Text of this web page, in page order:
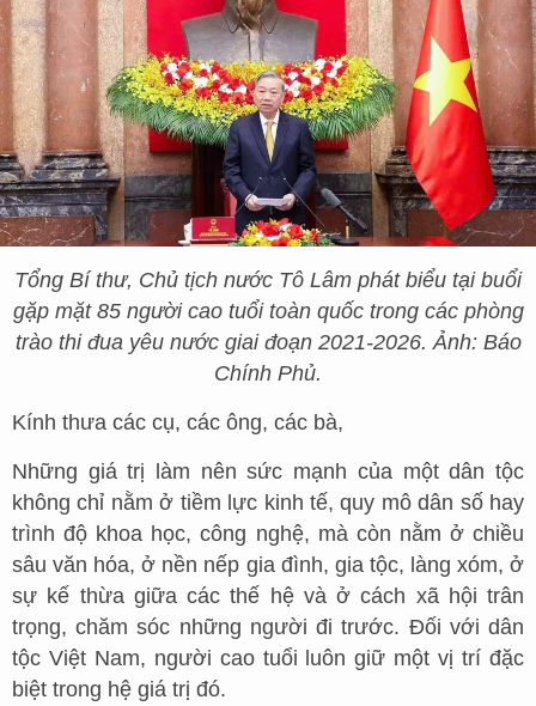
Tổng Bí thư, Chủ tịch nước Tô Lâm phát biểu tại buổi
gặp mặt 85 người cao tuổi toàn quốc trong các phòng
trào thi đua yêu nước giai đoạn 2021-2026. Ảnh: Báo
Chính Phủ.
Kính thưa các cụ, các ông, các bà,
Những giá trị làm nên sức mạnh của một dân tộc
không chỉ nằm ở tiềm lực kinh tế, quy mô dân số hay
trình độ khoa học, công nghệ, mà còn nằm ở chiều
sâu văn hóa, ở nền nếp gia đình, gia tộc, làng xóm, ở
sự kế thừa giữa các thế hệ và ở cách xã hội trân
trọng, chăm sóc những người đi trước. Đối với dân
tộc Việt Nam, người cao tuổi luôn giữ một vị trí đặc
biệt trong hệ giá trị đó.